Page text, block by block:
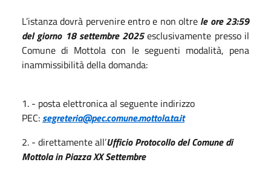
L’istanza dovrà pervenire entro e non oltre le ore 23:59
del giorno 18 settembre 2025esclusivamente presso il
Comune di Mottola con le seguenti modalità, pena
inammissibilità della domanda:
1. - posta elettronica al seguente indirizzo
PEC:segreteria@pec.comune.mottola.ta.it
2. - direttamente all’Ufficio Protocollo del Comune di
Mottola in Piazza XX Settembre